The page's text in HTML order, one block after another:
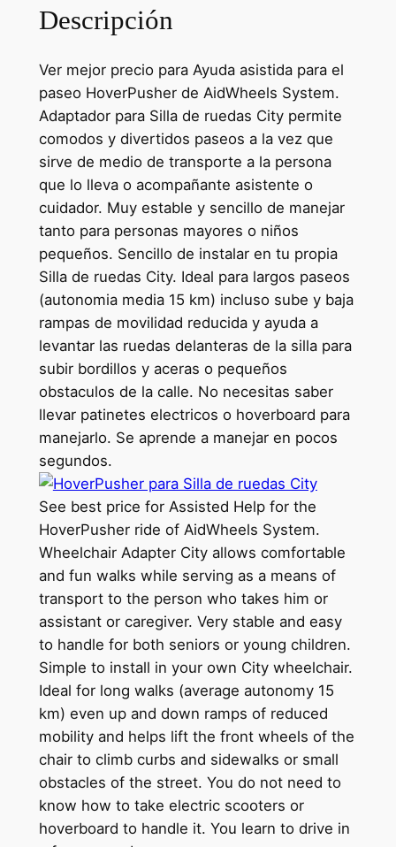
Descripción
Ver mejor precio para Ayuda asistida para el
paseo HoverPusher de AidWheels System.
Adaptador para Silla de ruedas City permite
comodos y divertidos paseos a la vez que
sirve de medio de transporte a la persona
que lo lleva o acompañante asistente o
cuidador. Muy estable y sencillo de manejar
tanto para personas mayores o niños
pequeños. Sencillo de instalar en tu propia
Silla de ruedas City. Ideal para largos paseos
(autonomia media 15 km) incluso sube y baja
rampas de movilidad reducida y ayuda a
levantar las ruedas delanteras de la silla para
subir bordillos y aceras o pequeños
obstaculos de la calle. No necesitas saber
llevar patinetes electricos o hoverboard para
manejarlo. Se aprende a manejar en pocos
segundos.
See best price for Assisted Help for the
HoverPusher ride of AidWheels System.
Wheelchair Adapter City allows comfortable
and fun walks while serving as a means of
transport to the person who takes him or
assistant or caregiver. Very stable and easy
to handle for both seniors or young children.
Simple to install in your own City wheelchair.
Ideal for long walks (average autonomy 15
km) even up and down ramps of reduced
mobility and helps lift the front wheels of the
chair to climb curbs and sidewalks or small
obstacles of the street. You do not need to
know how to take electric scooters or
hoverboard to handle it. You learn to drive in